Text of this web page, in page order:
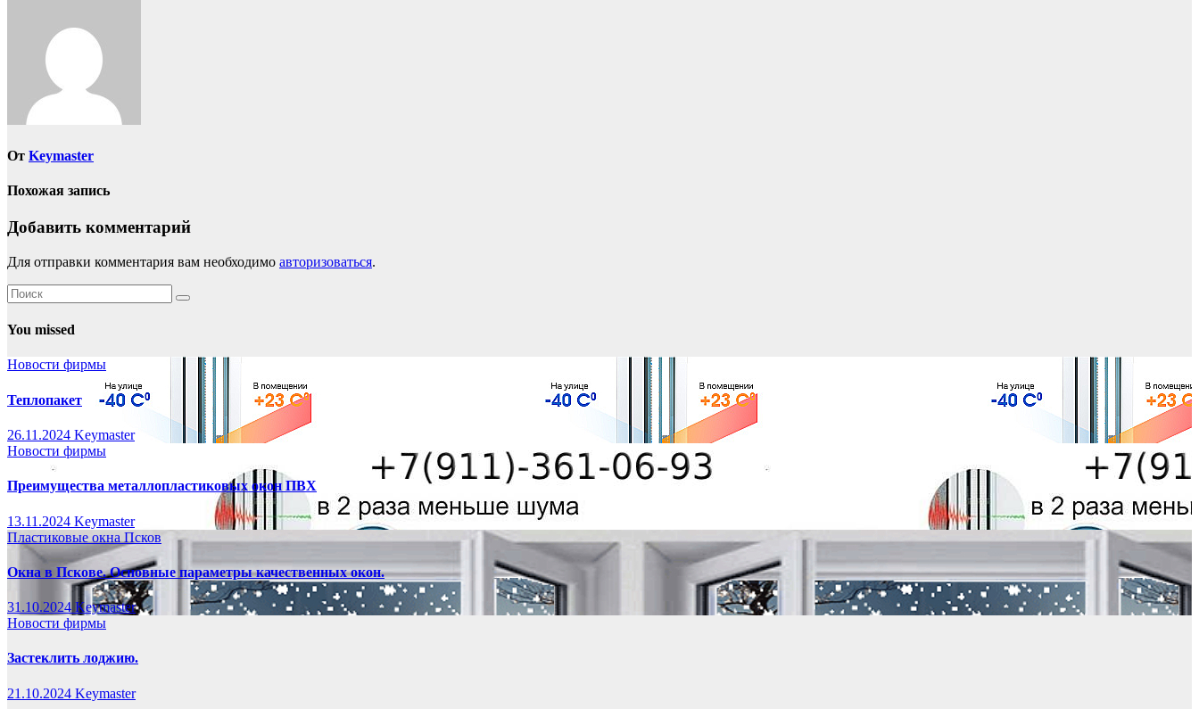
записям
От Keymaster
Похожая запись
Добавить комментарий
Для отправки комментария вам необходимо авторизоваться.
You missed
Новости фирмы
Теплопакет
26.11.2024 Keymaster
Новости фирмы
Преимущества металлопластиковых окон ПВХ
13.11.2024 Keymaster
Пластиковые окна Псков
Окна в Пскове. Основные параметры качественных окон.
31.10.2024 Keymaster
Новости фирмы
Застеклить лоджию.
21.10.2024 Keymaster